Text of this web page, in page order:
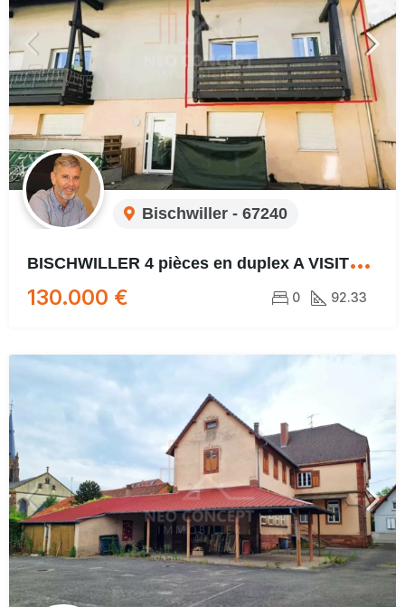
Bischwiller - 67240
B
ISCHWILLER 4 pièces en duplex A VISITER ABSOLUMENT !!!
130.000 € 0 92.33